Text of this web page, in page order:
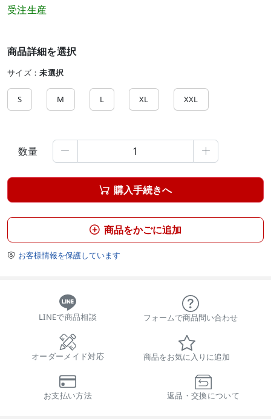
受注生産
商品詳細を選択
サイズ：未選択
S M L XL XXL
数量  
 購入手続きへ
 商品をかごに追加
 お客様情報を保護しています
LINEで商品相談 フォームで商品問い合わせ
オーダーメイド対応 商品をお気に入りに追加
お支払い方法 返品・交換について